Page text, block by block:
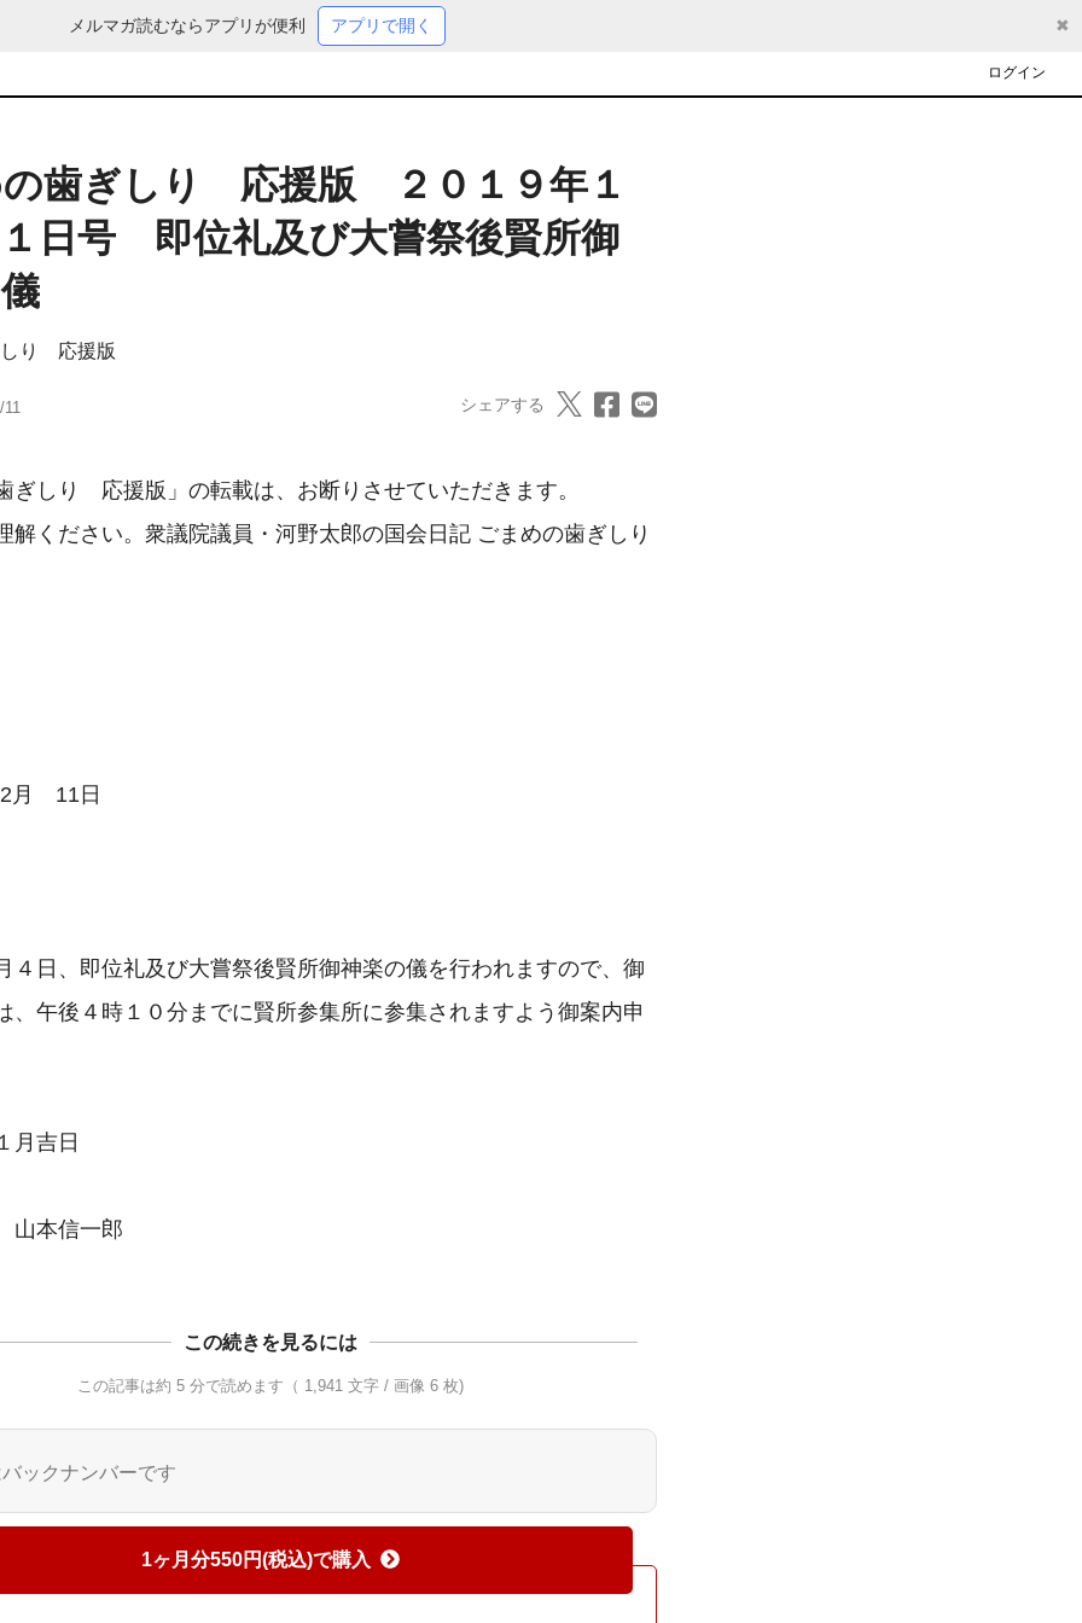
メルマガ読むならアプリが便利 アプリで開く ✖
ログイン
歯ぎしり 応援版 ２０１９年１
日号 即位礼及び大嘗祭後賢所御
しり 応援版
シェアする
ぎしり　応援版」の転載は、お断りさせていただきます。
解ください。衆議院議員・河野太郎の国会日記 ごまめの歯ぎしり
４日、即位礼及び大嘗祭後賢所御神楽の儀を行われますので、御
、午後４時１０分までに賢所参集所に参集されますよう御案内申
月吉日
山本信一郎
この続きを見るには
この記事は約 5 分で読めます（ 1,941 文字 / 画像 6 枚)
ックナンバーです
1ヶ月分550円(税込)で購入